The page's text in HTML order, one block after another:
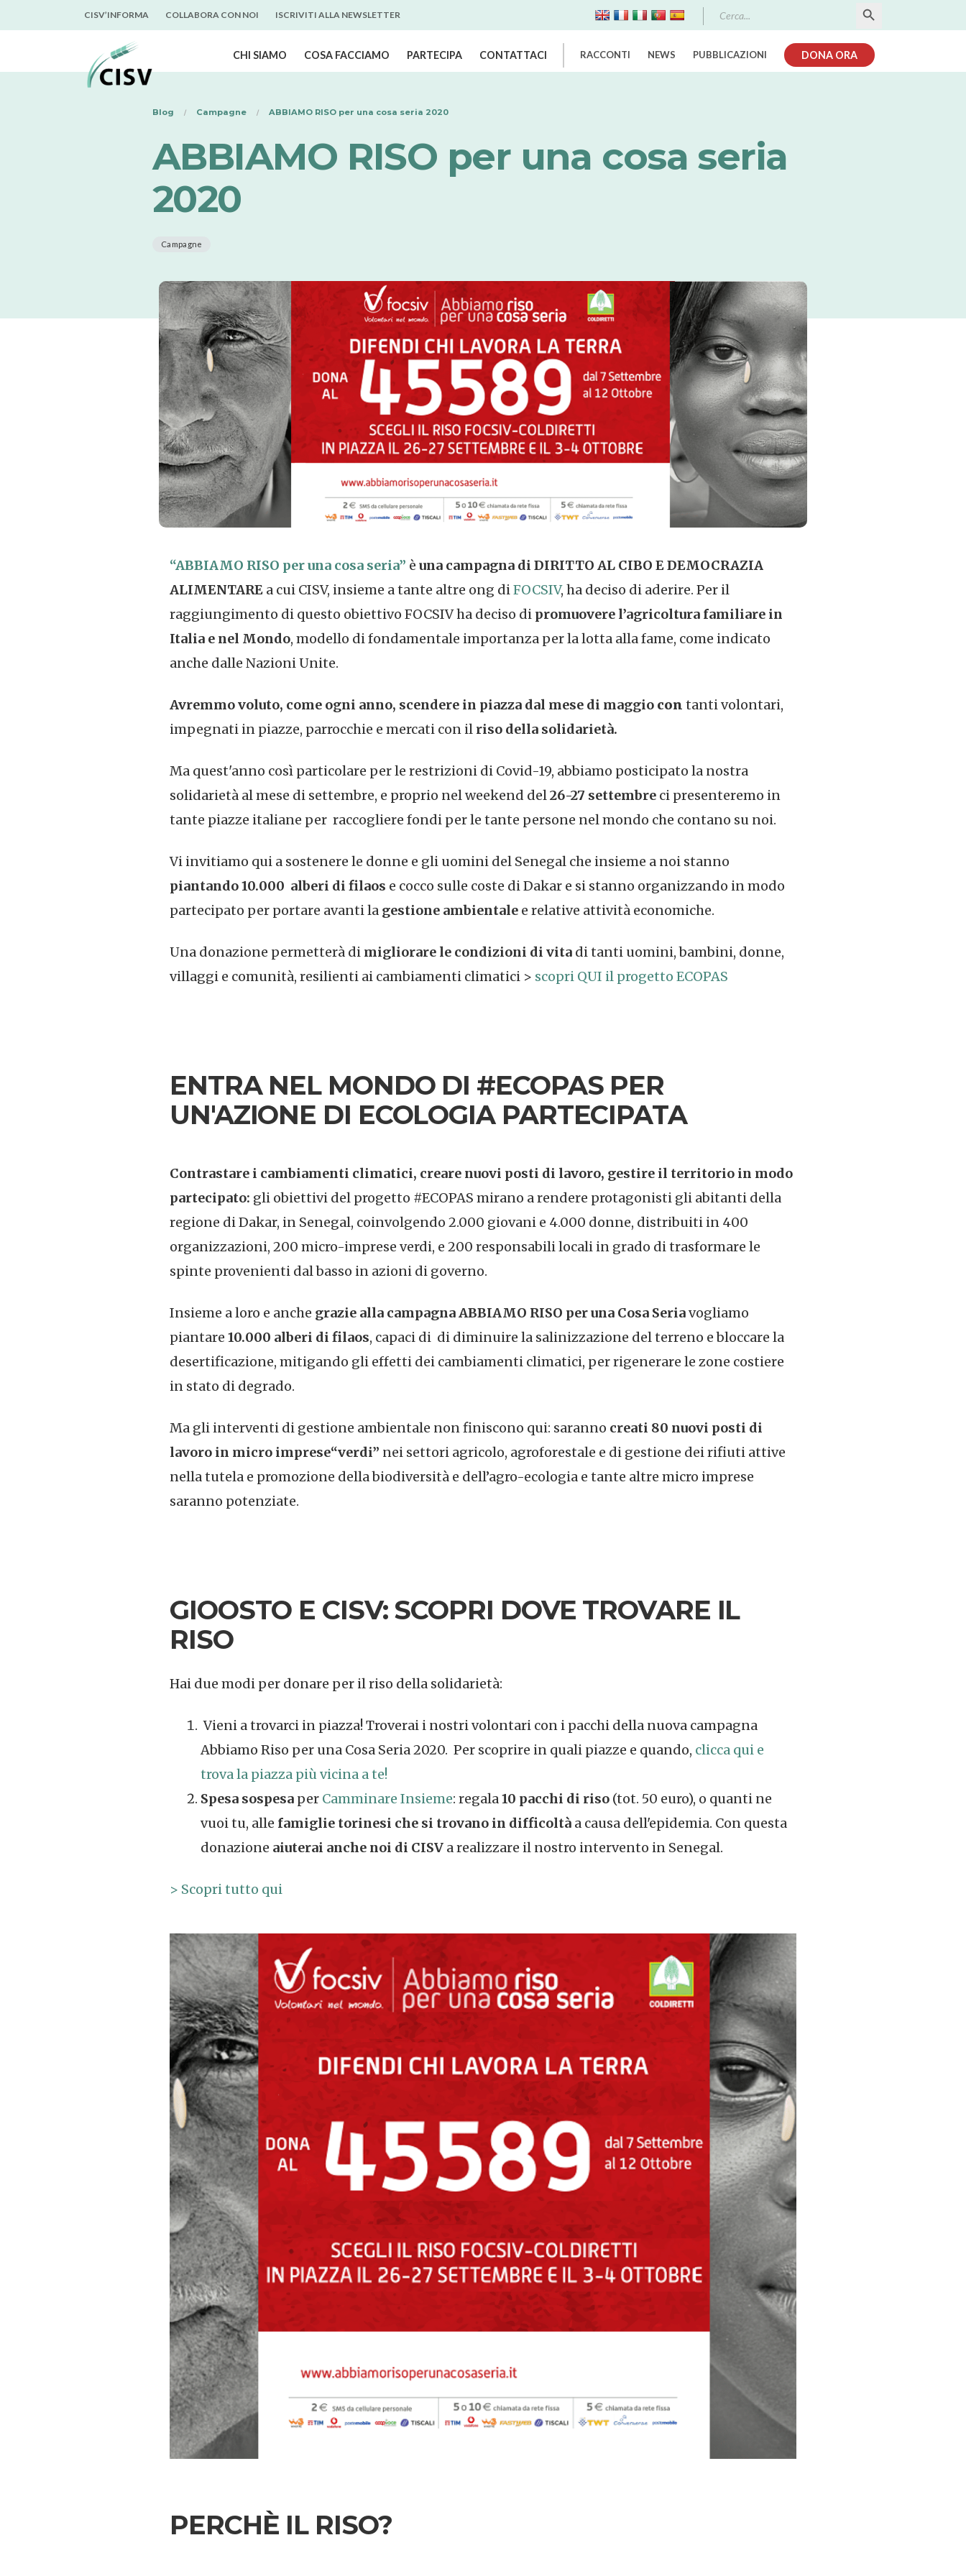
CISV’INFORMA COLLABORA CON NOI ISCRIVITI ALLA NEWSLETTER
for:
CHI SIAMO COSA FACCIAMO PARTECIPA CONTATTACI RACCONTI NEWS PUBBLICAZIONI DONA ORA
Blog Campagne ABBIAMO RISO per una cosa seria 2020
ABBIAMO RISO per una cosa seria
2020
Campagne
“ABBIAMO RISO per una cosa seria” è una campagna di DIRITTO AL CIBO E DEMOCRAZIA
ALIMENTARE a cui CISV, insieme a tante altre ong diFOCSIV, ha deciso di aderire. Per il
raggiungimento di questo obiettivo FOCSIV ha deciso di promuovere l’agricoltura familiare in
Italia e nel Mondo, modello di fondamentale importanza per la lotta alla fame, come indicato
anche dalle Nazioni Unite.
Avremmo voluto, come ogni anno, scendere in piazza dal mese di maggio con tanti volontari,
impegnati in piazze, parrocchie e mercati con il riso della solidarietà.
Ma quest'anno così particolare per le restrizioni di Covid-19, abbiamo posticipato la nostra
solidarietà al mese di settembre, e proprio nel weekend del26-27 settembre ci presenteremo in
tante piazze italiane per raccogliere fondi per le tante persone nel mondo che contano su noi.
Vi invitiamo qui a sostenere le donne e gli uomini del Senegal che insieme a noi stanno
piantando 10.000 alberi di filaos e cocco sulle coste di Dakar e si stanno organizzando in modo
partecipato per portare avanti la gestione ambientale e relative attività economiche.
Una donazione permetterà di migliorare le condizioni di vita di tanti uomini, bambini, donne,
villaggi e comunità, resilienti ai cambiamenti climatici > scopri QUI il progetto ECOPAS
ENTRA NEL MONDO DI #ECOPAS PER
UN'AZIONE DI ECOLOGIA PARTECIPATA
Contrastare i cambiamenti climatici, creare nuovi posti di lavoro, gestire il territorio in modo
partecipato: gli obiettivi del progetto #ECOPAS mirano a rendere protagonisti gli abitanti della
regione di Dakar, in Senegal, coinvolgendo 2.000 giovani e 4.000 donne, distribuiti in 400
organizzazioni, 200 micro-imprese verdi, e 200 responsabili locali in grado di trasformare le
spinte provenienti dal basso in azioni di governo.
Insieme a loro e anche grazie alla campagna ABBIAMO RISO per una Cosa Seriavogliamo
piantare 10.000 alberi di filaos, capaci di di diminuire la salinizzazione del terreno e bloccare la
desertificazione, mitigando gli effetti dei cambiamenti climatici, per rigenerare le zone costiere
in stato di degrado.
Ma gli interventi di gestione ambientale non finiscono qui: saranno creati 80 nuovi posti di
lavoro in micro imprese“verdi” nei settori agricolo, agroforestale e di gestione dei rifiuti attive
nella tutela e promozione della biodiversità e dell’agro-ecologia e tante altre micro imprese
saranno potenziate.
GIOOSTO E CISV: SCOPRI DOVE TROVARE IL
RISO
Hai due modi per donare per il riso della solidarietà:
Vieni a trovarci in piazza! Troverai i nostri volontari con i pacchi della nuova campagna
Abbiamo Riso per una Cosa Seria 2020. Per scoprire in quali piazze e quando, clicca qui e
trova la piazza più vicina a te!
Spesa sospesa per Camminare Insieme: regala10 pacchi di riso (tot. 50 euro), o quanti ne
vuoi tu, alle famiglie torinesi che si trovano in difficoltà a causa dell'epidemia. Con questa
donazione aiuterai anche noi di CISV a realizzare il nostro intervento in Senegal.
> Scopri tutto qui
PERCHÈ IL RISO?